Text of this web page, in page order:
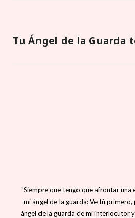
Tu Ángel de la Guarda
"Siempre que tengo que afrontar una
mi ángel de la guarda: Ve tú
ángel de la guarda de mi interlocutor